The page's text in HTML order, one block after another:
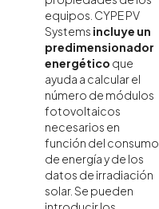
equipos. CYPE PV
Systems incluye un
predimensionador
energético que
ayuda a calcular el
número de módulos
fotovoltaicos
necesarios en
función del consumo
de energía y de los
datos de irradiación
solar. Se pueden